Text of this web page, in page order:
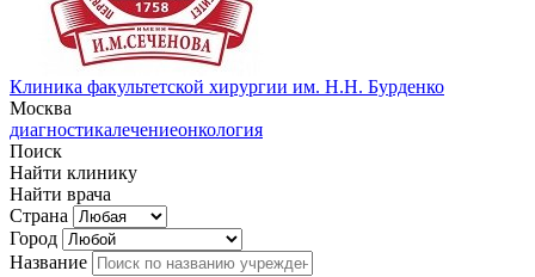
Клиника факультетской хирургии им. Н.Н. Бурденко
Москва
диагностикалечениеонкология
Поиск
Найти клинику
Найти врача
Страна
Город
Название